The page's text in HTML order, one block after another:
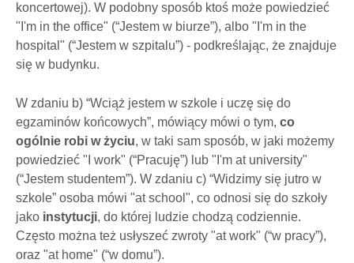
koncertowej). W podobny sposób ktoś może powiedzieć
"I'm in the office" (“Jestem w biurze”), albo "I'm in the
hospital" (“Jestem w szpitalu”) - podkreślając, że znajduje
się w budynku.
W zdaniu b) “Wciąż jestem w szkole i uczę się do
egzaminów końcowych”, mówiący mówi o tym, co
ogólnie robi w życiu, w taki sam sposób, w jaki możemy
powiedzieć "I work" (“Pracuję”) lub "I'm at university"
(“Jestem studentem”). W zdaniu c) “Widzimy się jutro w
szkole” osoba mówi "at school", co odnosi się do szkoły
jako instytucji, do której ludzie chodzą codziennie.
Często można też usłyszeć zwroty "at work" (“w pracy”),
oraz "at home" (“w domu”).